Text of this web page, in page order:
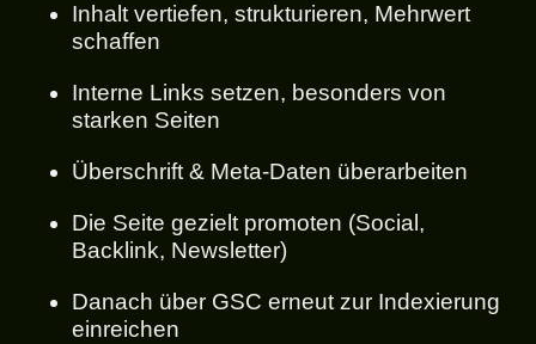
Inhalt vertiefen, strukturieren, Mehrwert
schaffen
Interne Links setzen, besonders von
starken Seiten
Überschrift & Meta-Daten überarbeiten
Die Seite gezielt promoten (Social,
Backlink, Newsletter)
Danach über GSC erneut zur Indexierung
einreichen